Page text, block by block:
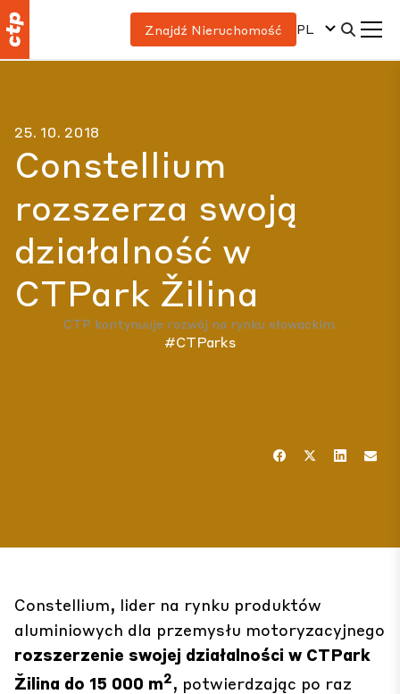
Znajdź Nieruchomość PL
25. 10. 2018
Constellium
rozszerza swoją
działalność w
CTPark Žilina
CTP kontynuuje rozwój na rynku słowackim.
#CTParks
Constellium, lider na rynku produktów
aluminiowych dla przemysłu motoryzacyjnego
rozszerzenie swojej działalności w CTPark
Žilina do 15 000 m2, potwierdzając po raz